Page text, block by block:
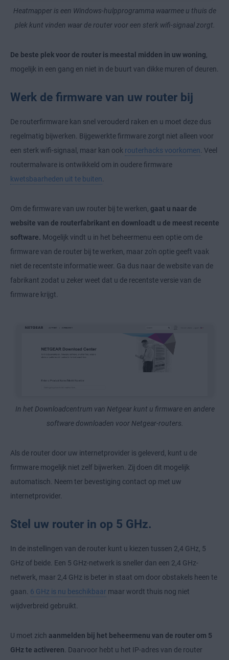
Heatmapper is een Windows-hulpprogramma waarmee u thuis de
plek kunt vinden waar de router voor een sterk wifi-signaal zorgt.
De beste plek voor de router is meestal midden in uw woning
mogelijk in een gang en niet in de buurt van dikke muren of deuren.
Werk de firmware van uw router bij
De routerfirmware kan snel verouderd raken en u moet deze dus
regelmatig bijwerken. Bijgewerkte firmware zorgt niet alleen voor
een sterk wifi-signaal, maar kan ook routerhacks voorkomen . Veel
routermalware is ontwikkeld om in oudere firmware
kwetsbaarheden uit te buiten
Om de firmware van uw router bij te werken, gaat u naar de
website van de routerfabrikant en downloadt u de meest recente
software. Mogelijk vindt u in het beheermenu een optie om de
firmware van de router bij te werken, maar zo'n optie geeft vaak
niet de recentste informatie weer. Ga dus naar de website van de
fabrikant zodat u zeker weet dat u de recentste versie van de
firmware krijgt.
In het Downloadcentrum van Netgear kunt u firmware en andere
software downloaden voor Netgear-routers.
Als de router door uw internetprovider is geleverd, kunt u de
firmware mogelijk niet zelf bijwerken. Zij doen dit mogelijk
automatisch. Neem ter bevestiging contact op met uw
internetprovider.
Stel uw router in op 5 GHz.
In de instellingen van de router kunt u kiezen tussen 2,4 GHz, 5
GHz of beide. Een 5 GHz-netwerk is sneller dan een 2,4 GHz-
netwerk, maar 2,4 GHz is beter in staat om door obstakels heen te
gaan. 6 GHz is nu beschikbaar maar wordt thuis nog niet
wijdverbreid gebruikt.
U moet zich aanmelden bij het beheermenu van de router om 5
GHz te activeren . Daarvoor hebt u het IP-adres van de router